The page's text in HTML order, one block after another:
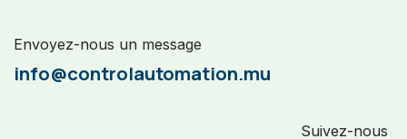
Envoyez-nous un message
info@controlautomation.mu
Suivez-nous